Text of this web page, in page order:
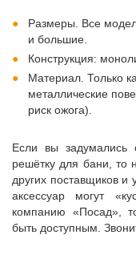
Размеры. Все
и большие.
Конструкция:
Материал. Только
металлические
риск ожога).
Если вы задумались
решётку для бани, то
других поставщиков
аксессуар могут
компанию «Посад»,
быть доступным.